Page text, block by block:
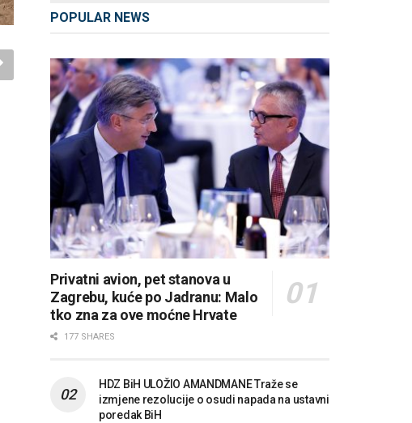
POPULAR NEWS
Privatni avion, pet stanova u
Zagrebu, kuće po Jadranu: Malo
tko zna za ove moćne Hrvate
177 SHARES
HDZ BiH ULOŽIO AMANDMANE Traže se
izmjene rezolucije o osudi napada na ustavni
poredak BiH